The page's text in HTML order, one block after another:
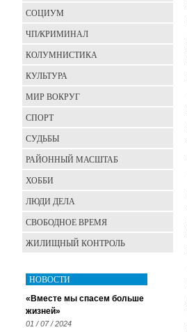
СОЦИУМ
ЧП/КРИМИНАЛ
КОЛУМНИСТИКА
КУЛЬТУРА
МИР ВОКРУГ
СПОРТ
СУДЬБЫ
РАЙОННЫЙ МАСШТАБ
ХОББИ
ЛЮДИ ДЕЛА
СВОБОДНОЕ ВРЕМЯ
ЖИЛИЩНЫЙ КОНТРОЛЬ
НОВОСТИ
«Вместе мы спасем больше
жизней»
01 / 07 / 2024